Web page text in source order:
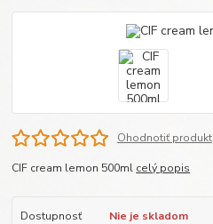
Ohodnotiť produkt
CIF cream lemon 500ml celý popis
Dostupnosť
Nie je skladom